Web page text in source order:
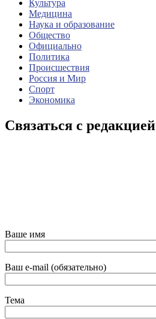
Культура
Медицина
Наука и образование
Общество
Официально
Политика
Происшествия
Россия и Мир
Спорт
Экономика
Связаться с редакцией
Ваше имя
Ваш e-mail (обязательно)
Тема